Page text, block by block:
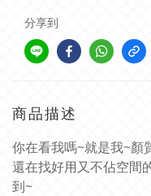
分享到
商品描述
你在看我嗎~就是我~顏
還在找好用又不佔空間
到~